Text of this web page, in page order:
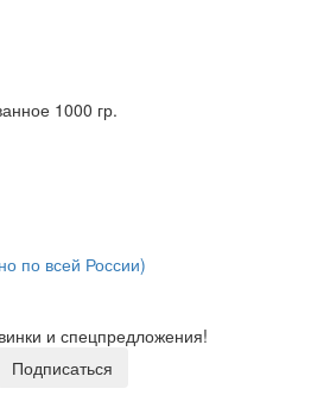
1000 гр.
по всей России)
и спецпредложения!
Подписаться